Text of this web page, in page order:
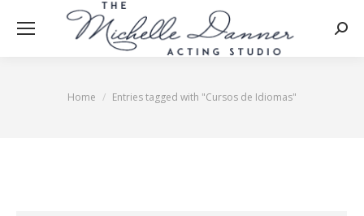
You are here:
Home Entries tagged with "Cursos de Idiomas"